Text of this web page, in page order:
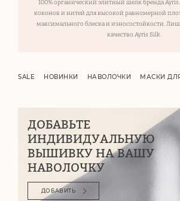
100% органический элитный шелк бренда
коконов и нитей для высокой равномерной
максимального блеска и износостойкости.
качество Ayris Silk.
SALE НОВИНКИ НАВОЛОЧКИ МАСКИ
ДОБАВЬТЕ
ИНДИВИДУАЛЬНУЮ
ВЫШИВКУ НА ВАШУ
НАВОЛОЧКУ
ДОБАВИТЬ